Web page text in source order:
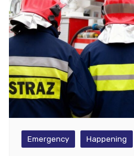
Emergency Happening